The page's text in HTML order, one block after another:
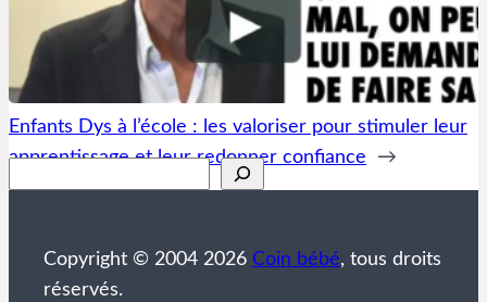
Enfants Dys à l’école : les valoriser pour stimuler leur
apprentissage et leur redonner confiance
→
Copyright © 2004 2026 Coin bébé, tous droits
réservés.